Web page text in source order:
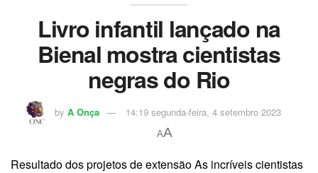
Livro infantil lançado na
Bienal mostra cientistas
negras do Rio
by A Onça 14:19 segunda-feira, 4 setembro 2023
AA
Resultado dos projetos de extensão As incríveis cientistas